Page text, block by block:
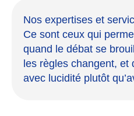
Nos expertises et
Ce sont ceux qui
quand le débat se
les règles changent, et
avec lucidité plutôt